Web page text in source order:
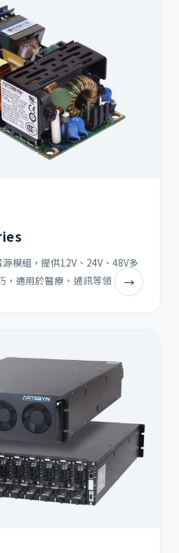
模組，提供12V、24V、48V多
，適用於醫療、通訊等領
→